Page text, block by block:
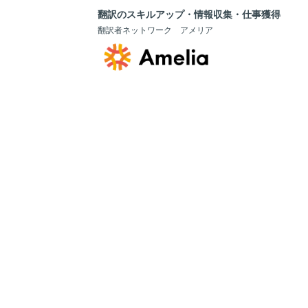
翻訳のスキルアップ・情報収集・仕事獲得
翻訳者ネットワーク アメリア